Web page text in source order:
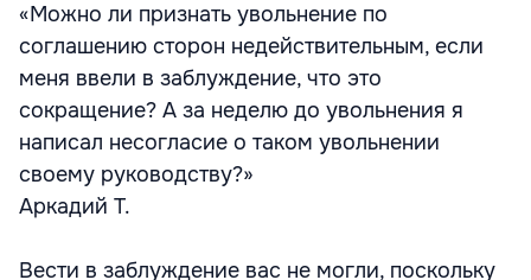
«Можно ли признать увольнение по
соглашению сторон недействительным, если
меня ввели в заблуждение, что это
сокращение? А за неделю до увольнения я
написал несогласие о таком увольнении
своему руководству?»
Аркадий Т.
Вести в заблуждение вас не могли, поскольку